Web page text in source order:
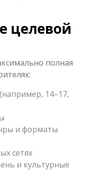
целевой
полная
14–17,
и форматы
сетях
и культурные